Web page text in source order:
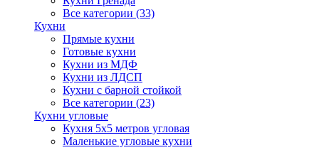
Все категории (33)
Кухни
Прямые кухни
Готовые кухни
Кухни из МДФ
Кухни из ЛДСП
Кухни с барной стойкой
Все категории (23)
Кухни угловые
Кухня 5х5 метров угловая
Маленькие угловые кухни